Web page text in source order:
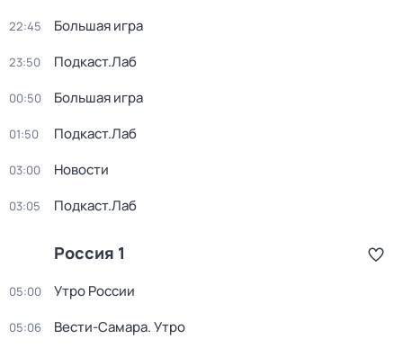
22:45 Большая игра
23:50 Подкаст.Лаб
00:50 Большая игра
01:50 Подкаст.Лаб
03:00 Новости
03:05 Подкаст.Лаб
Россия 1
05:00 Утро России
05:06 Вести-Самара. Утро